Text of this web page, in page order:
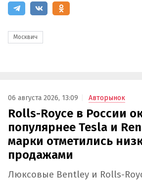
Москвич
06 августа 2026, 13:09 Авторынок
Rolls-Royce в России
популярнее Tesla и
марки отметились
продажами
Люксовые Bentley и Rolls-